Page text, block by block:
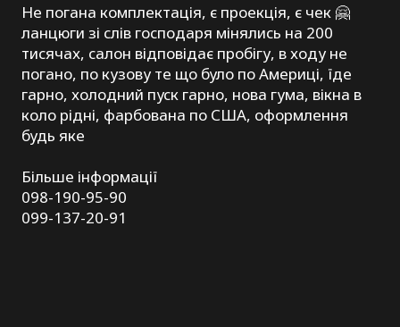
Не погана комплектація, є проекція, є чек 🤗
ланцюги зі слів господаря мінялись на 200
тисячах, салон відповідає пробігу, в ходу не
погано, по кузову те що було по Америці, їде
гарно, холодний пуск гарно, нова гума, вікна в
коло рідні, фарбована по США, оформлення
будь яке
Більше інформації
098-190-95-90
099-137-20-91